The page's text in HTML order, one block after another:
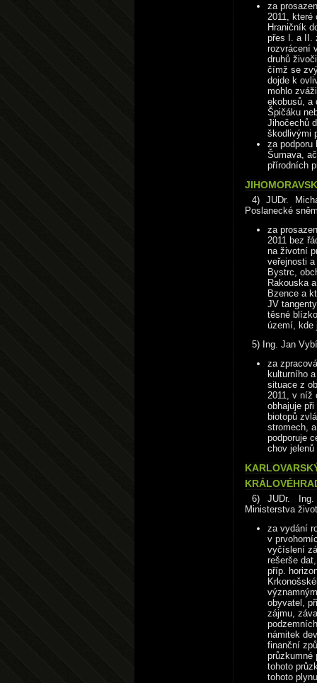
za
2011, které
Hraničník
přes I. a II.
rozvrácení
druhů
čímž se
dojde k
mohlo
ekobusů, a
Špičáku
Jihočechů
škodlivými
za podporu
Šumava,
přírodních
4) JUDr.
Poslanecké
za
2011 bez
na životní
veřejnosti
Bystrc,
Rakouska
Bzence a
JV
těsné
území, kde
5) Ing. Jan
za
kulturního
situace z
2011, v níž
obhajuje
biotopů
stromech,
podporuje
chov jelenů
6) JUDr.
Ministerstva
za vydání
v
vyčíslení
rešerše
příp.
obyvatel,
zájmu,
námitek
finanční
průzkumné
tohoto
tohoto